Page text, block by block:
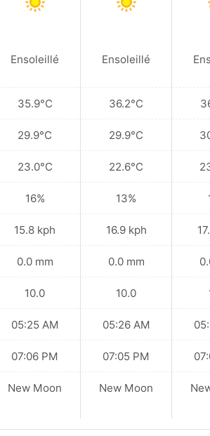
Ensoleillé
35.9°C
29.9°C
23.0°C
16%
15.8 kph
0.0 mm
10.0
05:25 AM
07:06 PM
New Moon
Ensoleillé
36.2°C
29.9°C
22.6°C
13%
16.9 kph
0.0 mm
10.0
05:26 AM
07:05 PM
New Moon